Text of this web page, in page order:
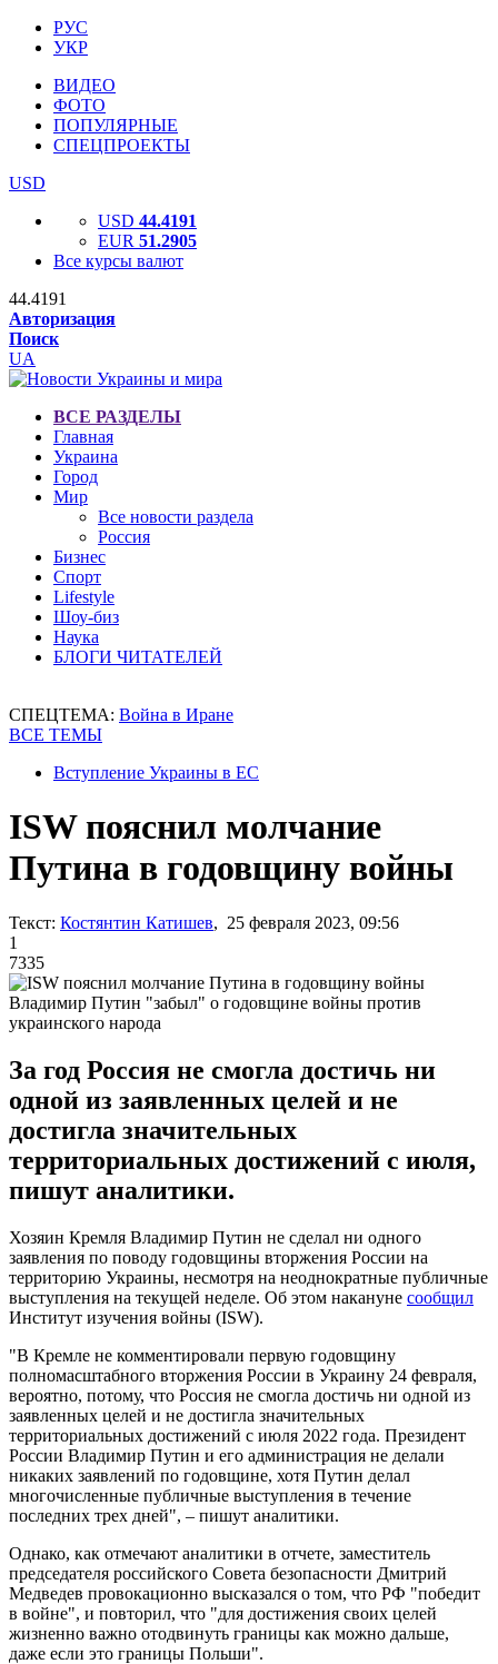
РУС
УКР
ВИДЕО
ФОТО
ПОПУЛЯРНЫЕ
СПЕЦПРОЕКТЫ
USD
USD 44.4191
EUR 51.2905
Все курсы валют
44.4191
Авторизация
Поиск
UA
ВСЕ РАЗДЕЛЫ
Главная
Украина
Город
Мир
Все новости раздела
Россия
Бизнес
Спорт
Lifestyle
Шоу-биз
Наука
БЛОГИ ЧИТАТЕЛЕЙ
СПЕЦТЕМА: Война в Иране
ВСЕ ТЕМЫ
Вступление Украины в ЕС
ISW пояснил молчание
Путина в годовщину войны
Текст: Костянтин Катишев, 25 февраля 2023, 09:56
1
7335
Владимир Путин "забыл" о годовщине войны против
украинского народа
За год Россия не смогла достичь ни
одной из заявленных целей и не
достигла значительных
территориальных достижений с июля,
пишут аналитики.
Хозяин Кремля Владимир Путин не сделал ни одного
заявления по поводу годовщины вторжения России на
территорию Украины, несмотря на неоднократные публичные
выступления на текущей неделе. Об этом накануне сообщил
Институт изучения войны (ISW).
"В Кремле не комментировали первую годовщину
полномасштабного вторжения России в Украину 24 февраля,
вероятно, потому, что Россия не смогла достичь ни одной из
заявленных целей и не достигла значительных
территориальных достижений с июля 2022 года. Президент
России Владимир Путин и его администрация не делали
никаких заявлений по годовщине, хотя Путин делал
многочисленные публичные выступления в течение
последних трех дней", – пишут аналитики.
Однако, как отмечают аналитики в отчете, заместитель
председателя российского Совета безопасности Дмитрий
Медведев провокационно высказался о том, что РФ "победит
в войне", и повторил, что "для достижения своих целей
жизненно важно отодвинуть границы как можно дальше,
даже если это границы Польши".